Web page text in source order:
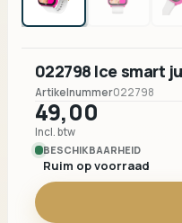
022798 Ice smart
Artikelnummer022798
49,00
Incl. btw
BESCHIKBAARHEID
Ruim op voorraad